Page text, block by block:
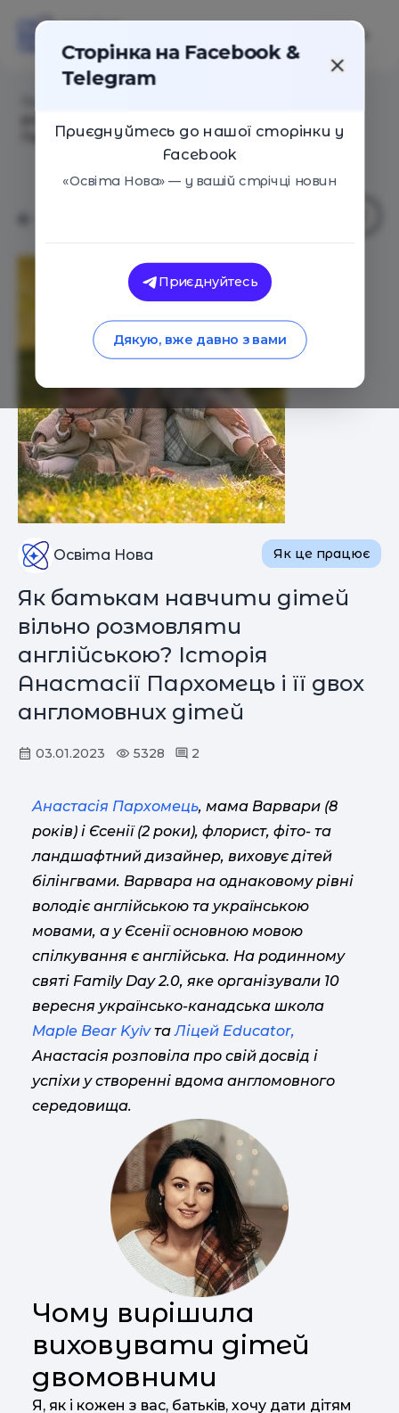
Пархомець і її двох англомовних дітей
Освіта Нова Як це працює
Як батькам навчити дітей
вільно розмовляти
англійською? Історія
Анастасії Пархомець і її двох
англомовних дітей
03.01.2023 5328 2
Анастасія Пархомець, мама Варвари (8
років) і Єсенії (2 роки), флорист, фіто- та
ландшафтний дизайнер, виховує дітей
білінгвами. Варвара на однаковому рівні
володіє англійською та українською
мовами, а у Єсенії основною мовою
спілкування є англійська. На родинному
святі Family Day 2.0, яке організували 10
вересня українсько-канадська школа
Maple Bear KyivтаЛіцей Educator,
Анастасія розповіла про свій досвід і
успіхи у створенні вдома англомовного
середовища.
Чому вирішила
виховувати дітей
двомовними
Я, як і кожен з вас, батьків, хочу дати дітям
Сторінка на Facebook &
Telegram
Приєднуйтесь до нашої сторінки у
Facebook
«Освіта Нова» — у вашій стрічці новин
Приєднуйтесь
Дякую, вже давно з вами